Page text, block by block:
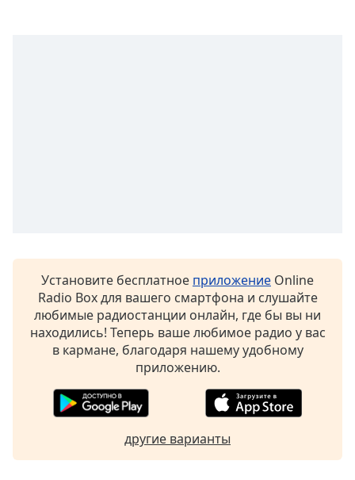
window.
Color
Установите бесплатное приложение Online
Radio Box для вашего смартфона и слушайте
любимые радиостанции онлайн, где бы вы ни
находились! Теперь ваше любимое радио у вас
в кармане, благодаря нашему удобному
приложению.
другие варианты